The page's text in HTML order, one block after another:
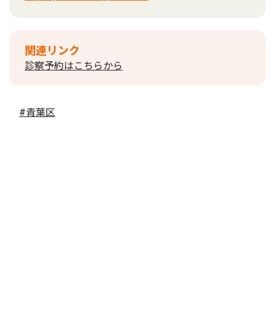
関連リンク
診察予約はこちらから
#青葉区